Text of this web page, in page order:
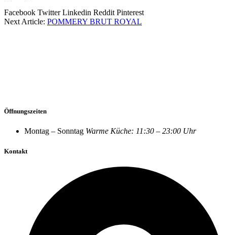
Facebook Twitter Linkedin Reddit Pinterest
Next Article: POMMERY BRUT ROYAL
Öffnungszeiten
Montag – Sonntag Warme Küche: 11:30 – 23:00 Uhr
Kontakt